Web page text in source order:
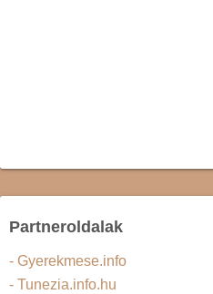
Partneroldalak
- Gyerekmese.info
- Tunezia.info.hu